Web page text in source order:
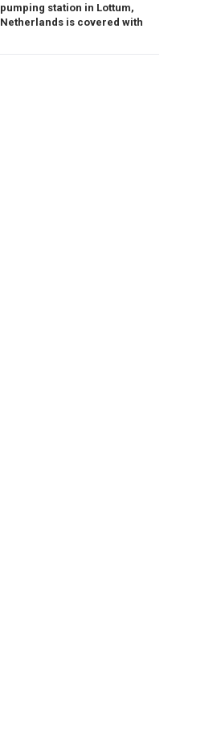
pumping station in Lottum,
Netherlands is covered with